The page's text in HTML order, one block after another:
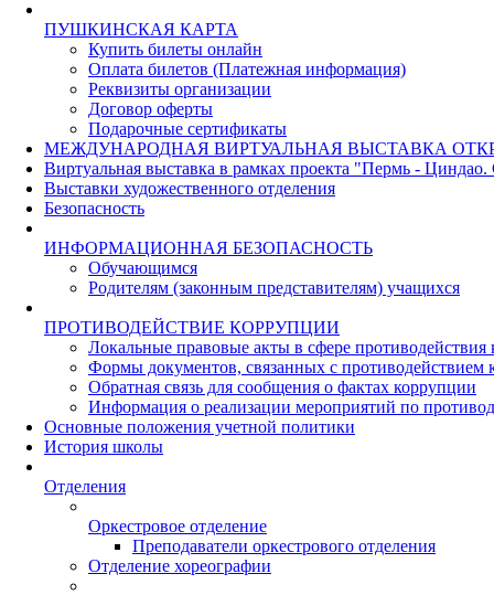
ПУШКИНСКАЯ КАРТА
Купить билеты онлайн
Оплата билетов (Платежная информация)
Реквизиты организации
Договор оферты
Подарочные сертификаты
МЕЖДУНАРОДНАЯ ВИРТУАЛЬНАЯ ВЫСТАВКА
Виртуальная выставка в рамках проекта "Пермь - Циндао.
Выставки художественного отделения
Безопасность
ИНФОРМАЦИОННАЯ БЕЗОПАСНОСТЬ
Обучающимся
Родителям (законным представителям) учащихся
ПРОТИВОДЕЙСТВИЕ КОРРУПЦИИ
Локальные правовые акты в сфере противодействия
Формы документов, связанных с противодействием
Обратная связь для сообщения о фактах коррупции
Информация о реализации мероприятий по
Основные положения учетной политики
История школы
Отделения
Оркестровое отделение
Преподаватели оркестрового отделения
Отделение хореографии